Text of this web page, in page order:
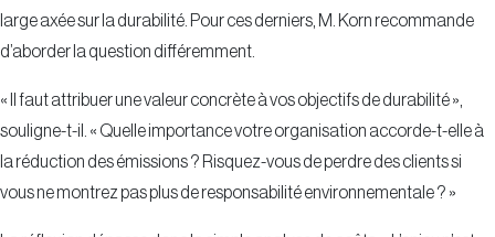
large axée sur la durabilité. Pour ces derniers, M. Korn recommande
d’aborder la question différemment.
« Il faut attribuer une valeur concrète à vos objectifs de durabilité »,
souligne-t-il. « Quelle importance votre organisation accorde-t-elle à
la réduction des émissions ? Risquez-vous de perdre des clients si
vous ne montrez pas plus de responsabilité environnementale ? »